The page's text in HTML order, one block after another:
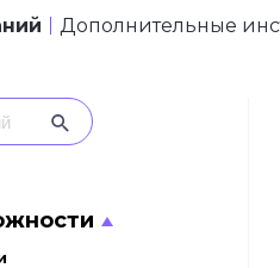
Дополнительные